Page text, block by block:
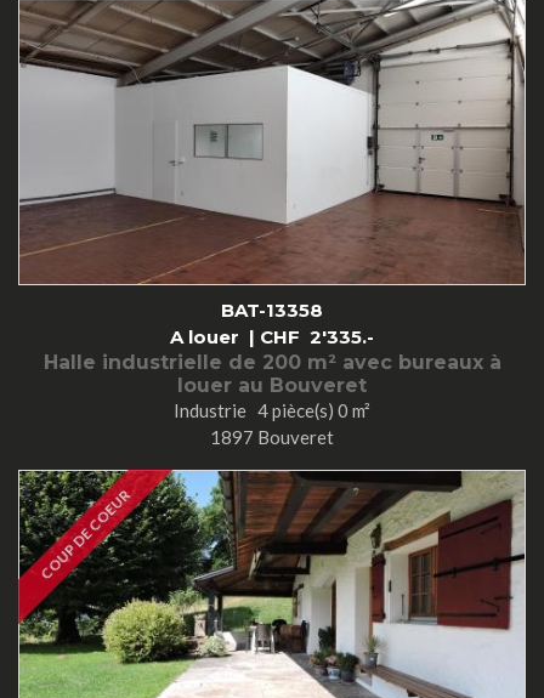
BAT-13358
A louer | CHF 2'335.-
Halle industrielle de 200 m² avec bureaux à
louer au Bouveret
Industrie 4 pièce(s) 0 m²
1897 Bouveret
COUP DE COEUR